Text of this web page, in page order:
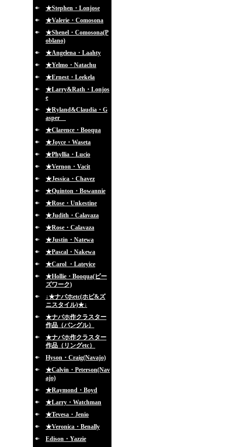
★Stephen・Lonjose
★Valerie・Comosona
★Shenel・Comosona(P
oblano)
★Angelena・Laahty
★Yelmo・Natachu
★Ernest・Leekela
★Larry&Rath・Lonjos
e
★Ryland&Claudia・G
asper
★Clarence・Booqua
★Joyce・Waseta
★Phyllia・Lucio
★Vernon・Vacit
★Jessica・Chavez
★Quinton・Bowannie
★Rose・Unkestine
★Judith・Calavaza
★Rose・Calavaza
★Justin・Natewa
★Pascal・Nakewa
★Carol ・Lateyice
★Hollie・Booqua(ビー
ズワーク)
↓★ナバホetc(ホピ&ズ
ニスタイル)★↓
★ナバホ作クラスター
作品（バングル）
★ナバホ作クラスター
作品（リングetc）
Hyson・Craig(Navajo)
★Calvin・Peterson(Nav
ajo)
★Raymond・Boyd
★Larry・Watchman
★Tevesa・Jenio
★Veronica・Benally
Edison・Yazzie